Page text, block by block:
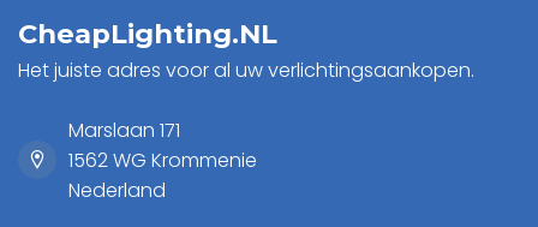
CheapLighting.NL
Het juiste adres voor al uw verlichtingsaankopen.
Marslaan 171
1562 WG Krommenie
Nederland